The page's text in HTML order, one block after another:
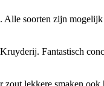
Alle soorten zijn
Fantastisch